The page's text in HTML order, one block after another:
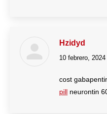
Hzidyd
dice:
10 febrero,
cost
pill neurontin